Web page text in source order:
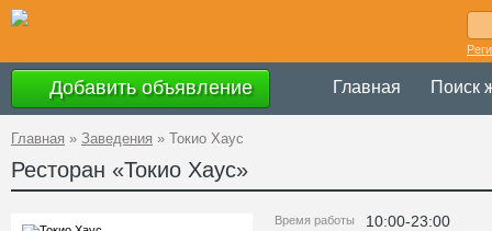
Добавить объявление Главная Поиск
Главная » Заведения » Токио Хаус
Ресторан «Токио Хаус»
Время работы 10:00-23:00